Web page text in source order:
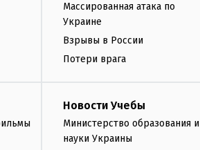
Массированная атака по
Украине
Взрывы в России
Потери врага
Новости Учебы
Министерство образования и
науки Украины